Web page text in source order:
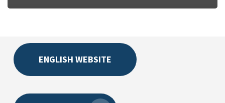
ENGLISH WEBSITE